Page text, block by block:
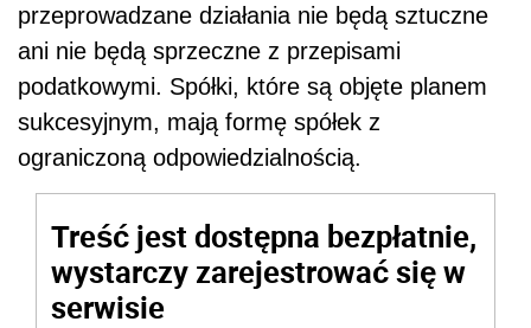
przeprowadzane działania nie będą sztuczne
ani nie będą sprzeczne z przepisami
podatkowymi. Spółki, które są objęte planem
sukcesyjnym, mają formę spółek z
ograniczoną odpowiedzialnością.
Treść jest dostępna bezpłatnie,
wystarczy zarejestrować się w
serwisie